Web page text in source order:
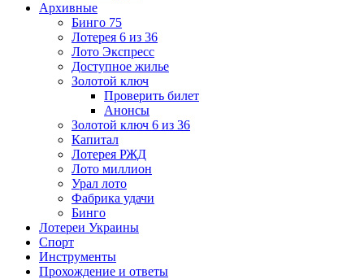
Архивные
Бинго 75
Лотерея 6 из 36
Лото Экспресс
Доступное жилье
Золотой ключ
Проверить билет
Анонсы
Золотой ключ 6 из 36
Капитал
Лотерея РЖД
Лото миллион
Урал лото
Фабрика удачи
Бинго
Лотереи Украины
Спорт
Инструменты
Прохождение и ответы